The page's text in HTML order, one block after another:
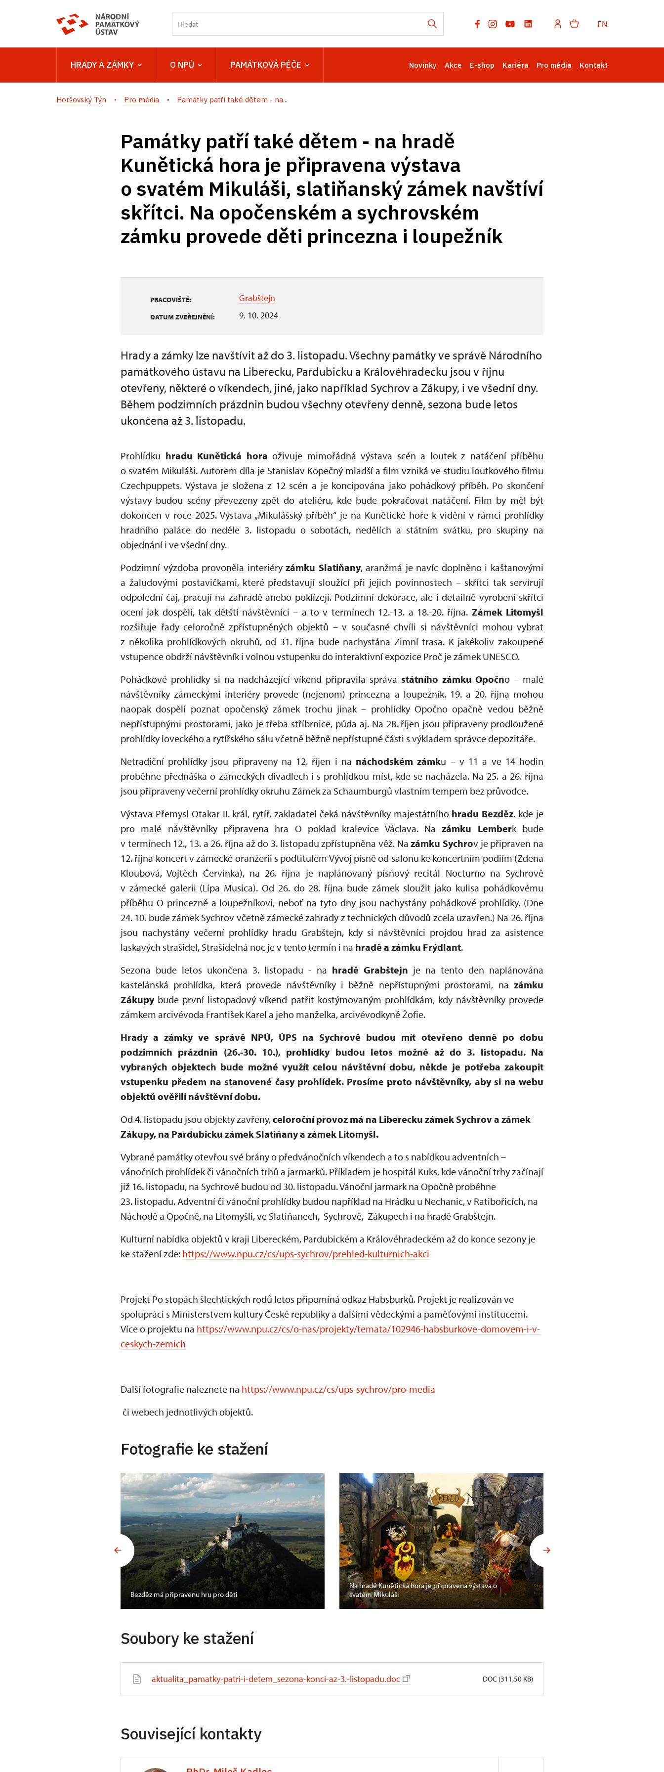
EN
HRADY A ZÁMKY O NPÚ PAMÁTKOVÁ PÉČE Novinky Akce E-shop Kariéra Pro média Kontakt
Horšovský Týn Pro média Památky patří také dětem - na...
Památky patří také dětem - na hradě
Kunětická hora je připravena výstava
o svatém Mikuláši, slatiňanský zámek navštíví
skřítci. Na opočenském a sychrovském
zámku provede děti princezna i loupežník
PRACOVIŠTĚ: Grabštejn
DATUM ZVEŘEJNĚNÍ: 9. 10. 2024
Hrady a zámky lze navštívit až do 3. listopadu. Všechny památky ve správě Národního
památkového ústavu na Liberecku, Pardubicku a Královéhradecku jsou v říjnu
otevřeny, některé o víkendech, jiné, jako například Sychrov a Zákupy, i ve všední dny.
Během podzimních prázdnin budou všechny otevřeny denně, sezona bude letos
ukončena až 3. listopadu.
Prohlídku hradu Kunětická hora oživuje mimořádná výstava scén a loutek z natáčení příběhu
o svatém Mikuláši. Autorem díla je Stanislav Kopečný mladší a film vzniká ve studiu loutkového filmu
Czechpuppets. Výstava je složena z 12 scén a je koncipována jako pohádkový příběh. Po skončení
výstavy budou scény převezeny zpět do ateliéru, kde bude pokračovat natáčení. Film by měl být
dokončen v roce 2025. Výstava „Mikulášský příběh“ je na Kunětické hoře k vidění v rámci prohlídky
hradního paláce do neděle 3. listopadu o sobotách, nedělích a státním svátku, pro skupiny na
objednání i ve všední dny.
Podzimní výzdoba provoněla interiéryzámku Slatiňany, aranžmá je navíc doplněno i kaštanovými
a žaludovými postavičkami, které představují sloužící při jejich povinnostech – skřítci tak servírují
odpolední čaj, pracují na zahradě anebo poklízejí. Podzimní dekorace, ale i detailně vyrobení skřítci
ocení jak dospělí, tak dětští návštěvníci – a to v termínech 12.-13. a 18.-20. října. Zámek Litomyšl
rozšiřuje řady celoročně zpřístupněných objektů – v současné chvíli si návštěvníci mohou vybrat
z několika prohlídkových okruhů, od 31. října bude nachystána Zimní trasa. K jakékoliv zakoupené
vstupence obdrží návštěvník i volnou vstupenku do interaktivní expozice Proč je zámek UNESCO.
Pohádkové prohlídky si na nadcházející víkend připravila správa státního zámku Opočno – malé
návštěvníky zámeckými interiéry provede (nejenom) princezna a loupežník. 19. a 20. října mohou
naopak dospělí poznat opočenský zámek trochu jinak – prohlídky Opočno opačně vedou běžně
nepřístupnými prostorami, jako je třeba stříbrnice, půda aj. Na 28. říjen jsou připraveny prodloužené
prohlídky loveckého a rytířského sálu včetně běžně nepřístupné části s výkladem správce depozitáře.
Netradiční prohlídky jsou připraveny na 12. říjen i na náchodském zámku – v 11 a ve 14 hodin
proběhne přednáška o zámeckých divadlech i s prohlídkou míst, kde se nacházela. Na 25. a 26. října
jsou připraveny večerní prohlídky okruhu Zámek za Schaumburgů vlastním tempem bez průvodce.
Výstava Přemysl Otakar II. král, rytíř, zakladatel čeká návštěvníky majestátního hradu Bezděz, kde je
pro malé návštěvníky připravena hra O poklad kralevice Václava. Na zámku Lemberk bude
v termínech 12., 13. a 26. října až do 3. listopadu zpřístupněna věž. Nazámku Sychrov je připraven na
12. října koncert v zámecké oranžerii s podtitulem Vývoj písně od salonu ke koncertním podiím (Zdena
Kloubová, Vojtěch Červinka), na 26. října je naplánovaný písňový recitál Nocturno na Sychrově
v zámecké galerii (Lípa Musica). Od 26. do 28. října bude zámek sloužit jako kulisa pohádkovému
příběhu O princezně a loupežníkovi, neboť na tyto dny jsou nachystány pohádkové prohlídky. (Dne
24. 10. bude zámek Sychrov včetně zámecké zahrady z technických důvodů zcela uzavřen.) Na 26. října
jsou nachystány večerní prohlídky hradu Grabštejn, kdy si návštěvníci projdou hrad za asistence
laskavých strašidel, Strašidelná noc je v tento termín i na hradě a zámku Frýdlant.
Sezona bude letos ukončena 3. listopadu - na hradě Grabštejn je na tento den naplánována
kastelánská prohlídka, která provede návštěvníky i běžně nepřístupnými prostorami, na zámku
Zákupybude první listopadový víkend patřit kostýmovaným prohlídkám, kdy návštěvníky provede
zámkem arcivévoda František Karel a jeho manželka, arcivévodkyně Žofie.
Hrady a zámky ve správě NPÚ, ÚPS na Sychrově budou mít otevřeno denně po dobu
podzimních prázdnin (26.-30. 10.), prohlídky budou letos možné až do 3. listopadu. Na
vybraných objektech bude možné využít celou návštěvní dobu, někde je potřeba zakoupit
vstupenku předem na stanovené časy prohlídek. Prosíme proto návštěvníky, aby si na webu
objektů ověřili návštěvní dobu.
Od 4. listopadu jsou objekty zavřeny,celoroční provoz má na Liberecku zámek Sychrov a zámek
Zákupy, na Pardubicku zámek Slatiňany a zámek Litomyšl.
Vybrané památky otevřou své brány o předvánočních víkendech a to s nabídkou adventních –
vánočních prohlídek či vánočních trhů a jarmarků. Příkladem je hospitál Kuks, kde vánoční trhy začínají
již 16. listopadu, na Sychrově budou od 30. listopadu. Vánoční jarmark na Opočně proběhne
23. listopadu. Adventní či vánoční prohlídky budou například na Hrádku u Nechanic, v Ratibořicích, na
Náchodě a Opočně, na Litomyšli, ve Slatiňanech, Sychrově, Zákupech i na hradě Grabštejn.
Kulturní nabídka objektů v kraji Libereckém, Pardubickém a Královéhradeckém až do konce sezony je
ke stažení zde: https://www.npu.cz/cs/ups-sychrov/prehled-kulturnich-akci
Projekt Po stopách šlechtických rodů letos připomíná odkaz Habsburků. Projekt je realizován ve
spolupráci s Ministerstvem kultury České republiky a dalšími vědeckými a paměťovými institucemi.
Více o projektu na https://www.npu.cz/cs/o-nas/projekty/temata/102946-habsburkove-domovem-i-v-
ceskych-zemich
Další fotografie naleznete na https://www.npu.cz/cs/ups-sychrov/pro-media
či webech jednotlivých objektů.
Fotografie ke stažení
Bezděz má připravenu hru pro děti
Na hradě Kunětická hora je připravena výstava o
svatém Mikuláši
Soubory ke stažení
aktualita_pamatky-patri-i-detem_sezona-konci-az-3.-listopadu.doc DOC (311,50 KB)
Související kontakty